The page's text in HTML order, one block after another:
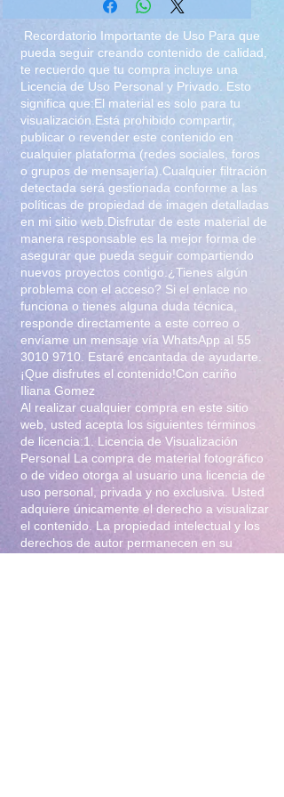
Recordatorio Importante de Uso Para que
pueda seguir creando contenido de calidad,
te recuerdo que tu compra incluye una
Licencia de Uso Personal y Privado. Esto
significa que:El material es solo para tu
visualización.Está prohibido compartir,
publicar o revender este contenido en
cualquier plataforma (redes sociales, foros
o grupos de mensajería).Cualquier filtración
detectada será gestionada conforme a las
políticas de propiedad de imagen detalladas
en mi sitio web.Disfrutar de este material de
manera responsable es la mejor forma de
asegurar que pueda seguir compartiendo
nuevos proyectos contigo.¿Tienes algún
problema con el acceso? Si el enlace no
funciona o tienes alguna duda técnica,
responde directamente a este correo o
envíame un mensaje vía WhatsApp al 55
3010 9710 . Estaré encantada de ayudarte.
¡Que disfrutes el contenido!Con cariño
Iliana Gomez
Al realizar cualquier compra en este sitio
web, usted acepta los siguientes términos
de licencia:1. Licencia de Visualización
Personal La compra de material fotográfico
o de video otorga al usuario una licencia de
uso personal, privada y no exclusiva. Usted
adquiere únicamente el derecho a visualizar
el contenido. La propiedad intelectual y los
derechos de autor permanecen en su